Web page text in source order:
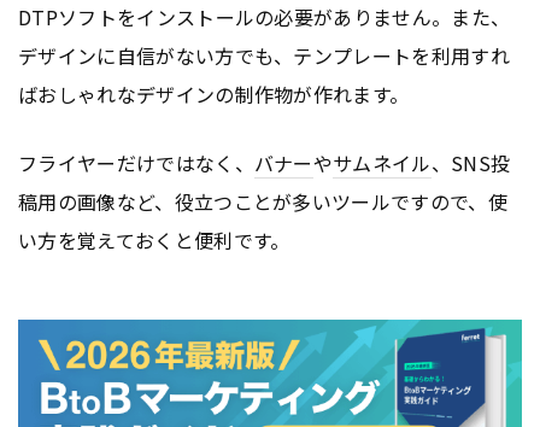
DTPソフトをインストールの必要がありません。また、
デザインに自信がない方でも、テンプレートを利用すれ
ばおしゃれなデザインの制作物が作れます。
フライヤーだけではなく、 バナーやサムネイル、SNS投
稿用の画像など、役立つことが多いツールですので、使
い方を覚えておくと便利です。